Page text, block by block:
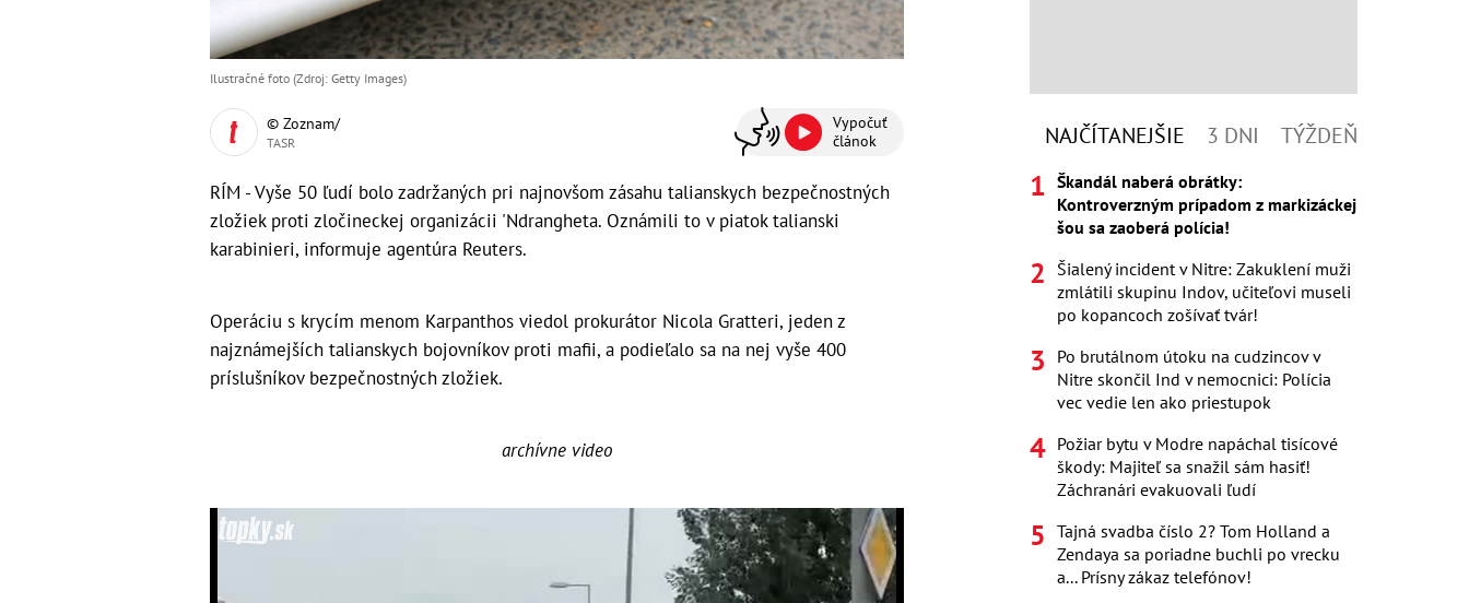
Ilustračné foto (Zdroj: Getty Images)
© Zoznam/
TASR
Vypočuť
článok
RÍM - Vyše 50 ľudí bolo zadržaných pri najnovšom zásahu talianskych bezpečnostných
zložiek proti zločineckej organizácii 'Ndrangheta. Oznámili to v piatok talianski
karabinieri, informuje agentúra Reuters.
Operáciu s krycím menom Karpanthos viedol prokurátor Nicola Gratteri, jeden z
najznámejších talianskych bojovníkov proti mafii, a podieľalo sa na nej vyše 400
príslušníkov bezpečnostných zložiek.
archívne video
NAJČÍTANEJŠIE 3 DNI TÝŽDEŇ
Škandál naberá obrátky:
Kontroverzným prípadom z markizáckej
šou sa zaoberá polícia!
Šialený incident v Nitre: Zakuklení muži
zmlátili skupinu Indov, učiteľovi museli
po kopancoch zošívať tvár!
Po brutálnom útoku na cudzincov v
Nitre skončil Ind v nemocnici: Polícia
vec vedie len ako priestupok
Požiar bytu v Modre napáchal tisícové
škody: Majiteľ sa snažil sám hasiť!
Záchranári evakuovali ľudí
Tajná svadba číslo 2? Tom Holland a
Zendaya sa poriadne buchli po vrecku
a... Prísny zákaz telefónov!